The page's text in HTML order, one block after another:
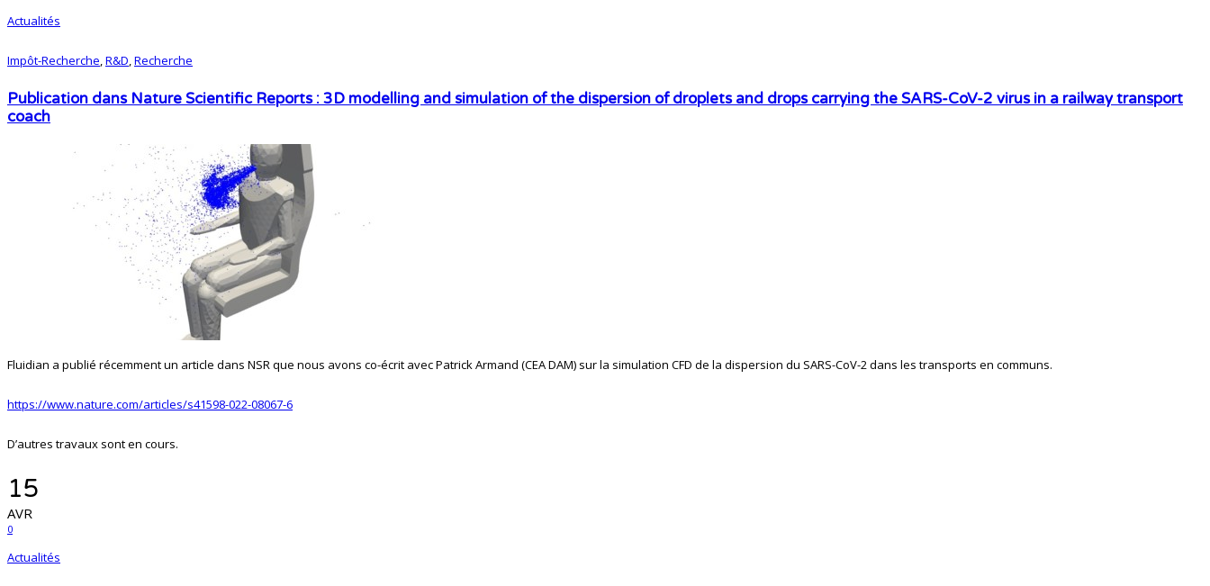
Actualités
Impôt-Recherche R&D Recherche
Publication dans Nature Scientific Reports : 3D modelling and simulation of the dispersion of droplets and drops carrying the SARS-CoV-2 virus in a railway transport
coach
Fluidian a publié récemment un article dans NSR que nous avons co-écrit avec Patrick Armand (CEA DAM) sur la simulation CFD de la dispersion du SARS-CoV-2 dans les transports en communs.
https://www.nature.com/articles/s41598-022-08067-6
D’autres travaux sont en cours.
15
AVR
0
Actualités